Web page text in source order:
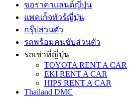
ขอราคาแลนด์ญี่ปุ่น
แพคเก็จทัวร์ญี่ปุ่น
กรุ๊ปส่วนตัว
รถพร้อมคนขับส่วนตัว
รถเช่าที่ญี่ปุ่น
TOYOTA RENT A CAR
EKI RENT A CAR
HIPS RENT A CAR
Thailand DMC